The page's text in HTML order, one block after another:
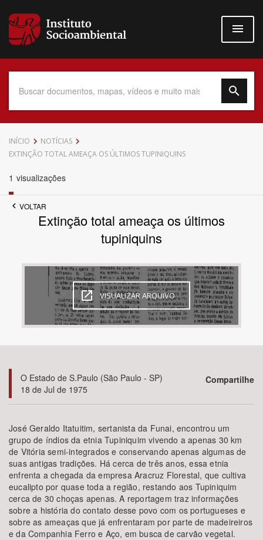
para
conteúdo
Data do Documento
Até
Área de Levantamento
BUSCAR
INÍCIO
NOTÍCIAS
EXTINÇÃO TOTAL AMEAÇA OS ÚLTIMOS TUPINIQUINS
1 visualizações
VOLTAR
Extinção total ameaça os últimos
tupiniquins
VISUALIZAR ARQUIVO
O Estado de S.Paulo (São Paulo - SP)
18 de Jul de 1975
Compartilhe
José Geraldo Itatuitim, sertanista da Funai, encontrou um
grupo de índios da etnia Tupiniquim vivendo a apenas 30 km
de Vitória semi-integrados e conservando apenas algumas de
suas antigas tradições. Há cerca de três anos, essa etnia
enfrenta a chegada da empresa Aracruz Florestal, que cultiva
eucalipto por quase toda a região, restando aos Tupiniquim
cerca de 30 choças apenas. A reportagem traz informações
sobre a história do contato desse povo com os portugueses e
sobre as ameaças que já enfrentaram por parte de madeireiros
e da Companhia Ferro e Aço, em busca de carvão vegetal.